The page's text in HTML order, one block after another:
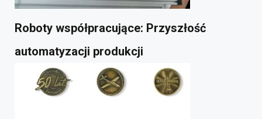
Roboty współpracujące: Przyszłość
automatyzacji produkcji